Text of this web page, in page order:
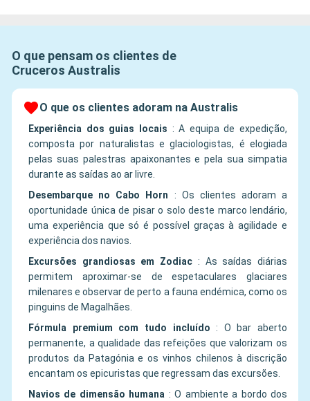
O que pensam os clientes de
Cruceros Australis
O que os clientes adoram na Australis
Experiência dos guias locais :A equipa de expedição,
composta por naturalistas e glaciologistas, é elogiada
pelas suas palestras apaixonantes e pela sua simpatia
durante as saídas ao ar livre.
Desembarque no Cabo Horn
: Os clientes adoram a
oportunidade única de pisar o solo deste marco lendário,
uma experiência que só é possível graças à agilidade e
experiência dos navios.
Excursões grandiosas em Zodiac : As saídas diárias
permitem aproximar-se de espetaculares glaciares
milenares e observar de perto a fauna endémica, como os
pinguins de Magalhães.
Fórmula premium com tudo incluído : O bar aberto
permanente, a qualidade das refeições que valorizam os
produtos da Patagónia e os vinhos chilenos à discrição
encantam os epicuristas que regressam das excursões.
Navios de dimensão humana :O ambiente a bordo dos